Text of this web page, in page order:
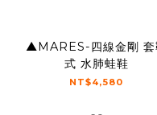
▲MARES-四線金剛 套
式 水肺蛙鞋
NT$4,580